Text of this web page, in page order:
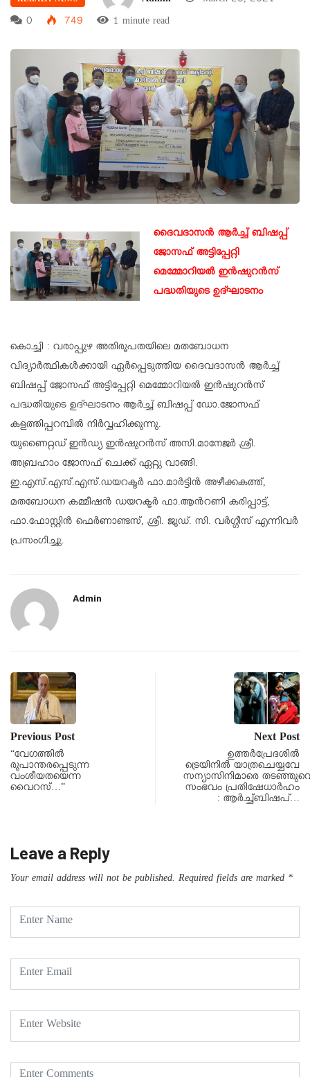
0
749 1 minute read
ദൈവദാസൻ ആർച്ച് ബിഷപ്പ്
ജോസഫ് അട്ടിപ്പേറ്റി
മെമ്മോറിയൽ ഇൻഷുറൻസ്
പദ്ധതിയുടെ ഉദ്ഘാടനം
കൊച്ചി : വരാപ്പുഴ അതിരൂപതയിലെ മതബോധന
വിദ്യാർത്ഥികൾക്കായി ഏർപ്പെടുത്തിയ ദൈവദാസൻ ആർച്ച്
ബിഷപ്പ് ജോസഫ് അട്ടിപ്പേറ്റി മെമ്മോറിയൽ ഇൻഷുറൻസ്
പദ്ധതിയുടെ ഉദ്ഘാടനം ആർച്ച് ബിഷപ്പ് ഡോ.ജോസഫ്
കളത്തിപ്പറമ്പിൽ നിർവ്വഹിക്കുന്നു.
യുണൈറ്റഡ് ഇൻഡ്യ ഇൻഷുറൻസ് അസി.മാനേജർ ശ്രീ.
അബ്രഹാം ജോസഫ് ചെക്ക് ഏറ്റു വാങ്ങി.
ഇ.എസ്.എസ്.എസ്.ഡയറക്ടർ ഫാ.മാർട്ടിൻ അഴീക്കകത്ത്,
മതബോധന കമ്മീഷൻ ഡയറക്ടർ ഫാ.ആൻറണി കരിപ്പാട്ട്,
ഫാ.ഫോസ്റ്റിൻ ഫെർണാണ്ടസ്, ശ്രീ. ജൂഡ്. സി. വർഗ്ഗീസ് എന്നിവർ
പ്രസംഗിച്ചു.
Admin
Previous Post
“വേഗത്തിൽ
രൂപാന്തരപ്പെടുന്ന
വംശീയതയെന്ന
വൈറസ്…”
Next Post
ഉത്തർപ്രേദശിൽ
ട്രെയിനിൽ യാത്രചെയ്യവേ
സന്യാസിനിമാരെ
സംഭവം പ്രതിഷേധാർഹം
: ആർച്ച്ബിഷപ്…
Leave a Reply
Your email address will not be published. Required fields are marked *